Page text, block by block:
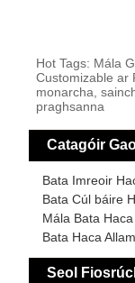
Hot Tags: Mála
Customizable ar
monarcha,
praghsanna
Catagóir
Bata Imreoir
Bata Cúl báire
Mála Bata
Bata Haca
Seol